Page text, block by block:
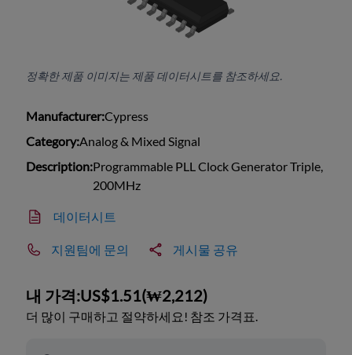
정확한 제품 이미지는 제품 데이터시트를 참조하세요.
Manufacturer:Cypress
Category:Analog & Mixed Signal
Description:Programmable PLL Clock Generator Triple,
200MHz
데이터시트
지원팀에 문의 게시물 공유
내 가격:US$1.51(₩2,212)
더 많이 구매하고 절약하세요! 참조 가격표.